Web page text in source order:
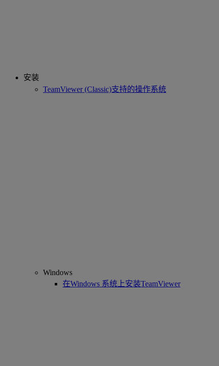
安装
TeamViewer (Classic)支持的操作系统
Windows
在Windows 系统上安装TeamViewer